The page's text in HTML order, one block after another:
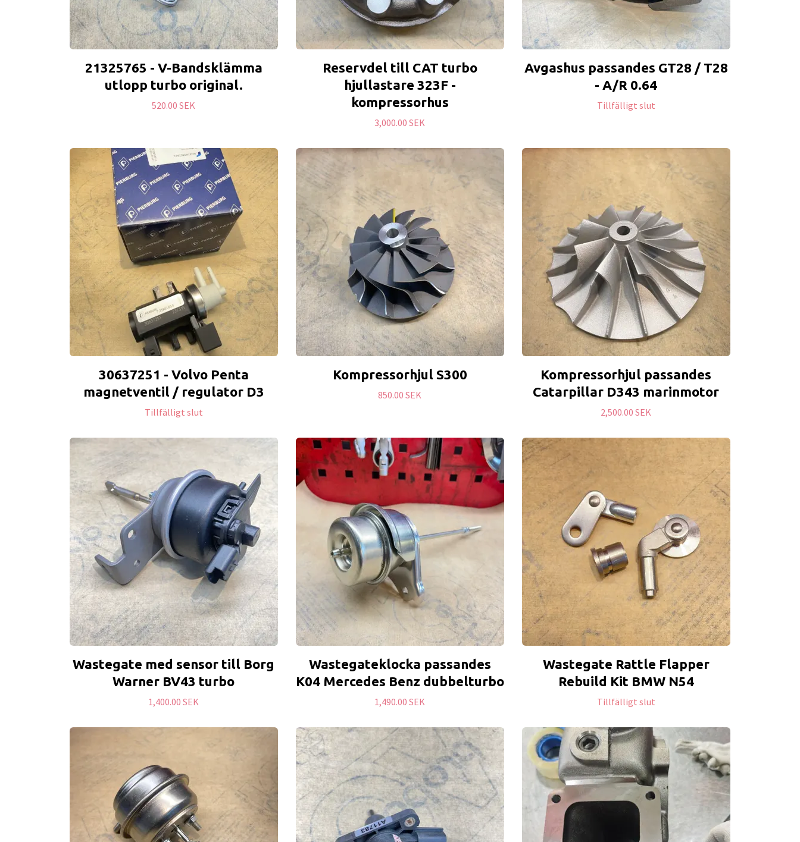
21325765 - V-Bandsklämma
utlopp turbo original.
520.00 SEK
Reservdel till CAT turbo
hjullastare 323F -
kompressorhus
3,000.00 SEK
Avgashus passandes GT28 / T28
- A/R 0.64
Tillfälligt slut
30637251 - Volvo Penta
magnetventil / regulator D3
Tillfälligt slut
Kompressorhjul S300
850.00 SEK
Kompressorhjul passandes
Catarpillar D343 marinmotor
2,500.00 SEK
Wastegate med sensor till Borg
Warner BV43 turbo
1,400.00 SEK
Wastegateklocka passandes
K04 Mercedes Benz dubbelturbo
1,490.00 SEK
Wastegate Rattle Flapper
Rebuild Kit BMW N54
Tillfälligt slut